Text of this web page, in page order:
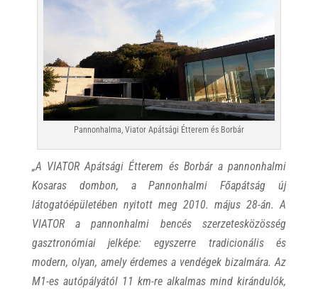
Pannonhalma, Viator Apátsági Étterem és Borbár
„A VIATOR Apátsági Étterem és Borbár a pannonhalmi
Kosaras dombon, a Pannonhalmi Főapátság új
látogatóépületében nyitott meg 2010. május 28-án. A
VIATOR a pannonhalmi bencés szerzetesközösség
gasztronómiai jelképe: egyszerre tradicionális és
modern, olyan, amely érdemes a vendégek bizalmára. Az
M1-es autópályától 11 km-re alkalmas mind kirándulók,